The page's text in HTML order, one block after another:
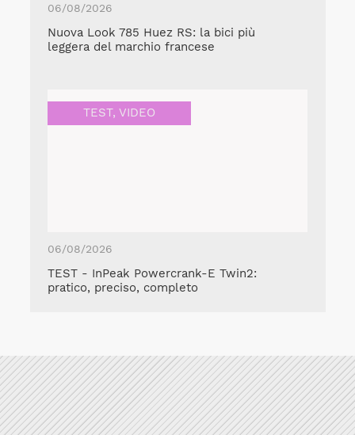
06/08/2026
Nuova Look 785 Huez RS: la bici più
leggera del marchio francese
TEST, VIDEO
06/08/2026
TEST - InPeak Powercrank-E Twin2:
pratico, preciso, completo